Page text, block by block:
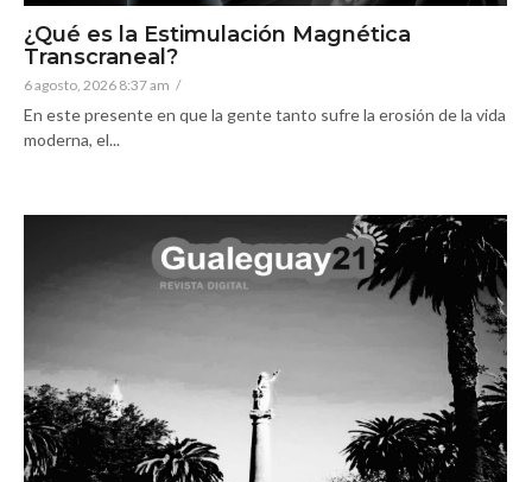
¿Qué es la Estimulación Magnética
Transcraneal?
6 agosto, 2026 8:37 am /
En este presente en que la gente tanto sufre la erosión de la vida
moderna, el...